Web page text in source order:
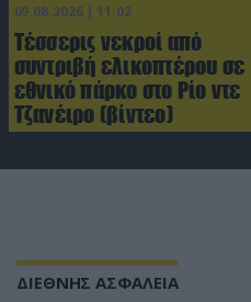
09.08.2026 | 11:02
Τέσσερις νεκροί από
συντριβή ελικοπτέρου σε
εθνικό πάρκο στο Ρίο ντε
Τζανέιρο (βίντεο)
ΔΙΕΘΝΗΣ ΑΣΦΑΛΕΙΑ